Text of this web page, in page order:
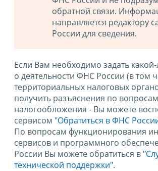
обратной связи.
направляется редактору
России для сведения.
Если Вам необходимо задать
о деятельности ФНС России (в том
территориальных налоговых
получить разъяснения по вопросам
налогообложения - Вы можете
сервисом "Обратиться в ФНС
По вопросам функционирования
сервисов и программного
России Вы можете обратиться в
технической поддержки".